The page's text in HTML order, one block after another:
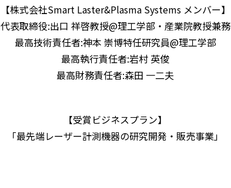
【株式会社Smart Laster&Plasma Systems メンバー】
代表取締役:出口 祥啓教授@理工学部・産業院教授兼務
最高技術責任者:神本 崇博特任研究員@理工学部
最高執行責任者:岩村 英俊
最高財務責任者:森田 一二夫
【受賞ビジネスプラン】
「最先端レーザー計測機器の研究開発・販売事業」